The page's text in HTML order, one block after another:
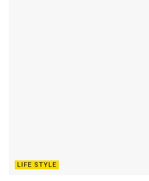
LIFE STYLE